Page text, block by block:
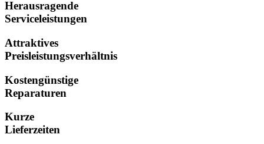
Herausragende
Serviceleistungen
Attraktives
Preisleistungsverhältnis
Kostengünstige
Reparaturen
Kurze
Lieferzeiten